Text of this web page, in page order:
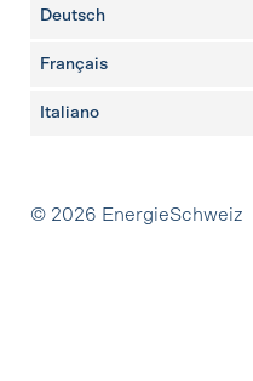
Deutsch
Français
Italiano
Partner
© 2026 EnergieSchweiz